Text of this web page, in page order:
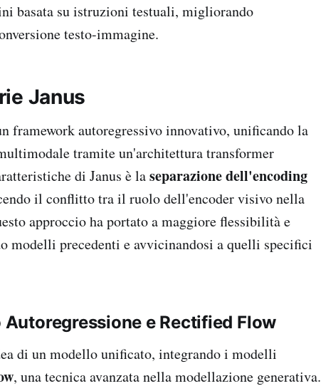
basata su istruzioni testuali, migliorando
testo-immagine.
Janus
framework autoregressivo innovativo, unificando la
tramite un'architettura transformer
di Janus è laseparazione dell'encoding
il conflitto tra il ruolo dell'encoder visivo nella
approccio ha portato a maggiore flessibilità e
modelli precedenti e avvicinandosi a quelli specifici
e Rectified Flow
di un modello unificato, integrando i modelli
, una tecnica avanzata nella modellazione generativa.